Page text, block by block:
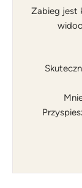
Zabieg jest